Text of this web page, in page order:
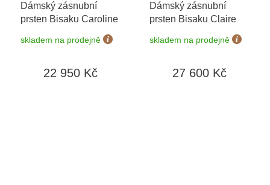
Dámský zásnubní
prsten Bisaku Caroline
skladem na prodejně
22 950 Kč
Dámský zásnubní
prsten Bisaku Claire
skladem na prodejně
27 600 Kč